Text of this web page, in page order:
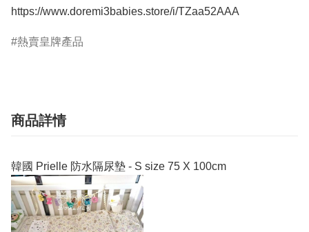
熱賣皇牌產品
商品詳情
韓國 Prielle 防水隔尿墊 - S size 75 X 100cm